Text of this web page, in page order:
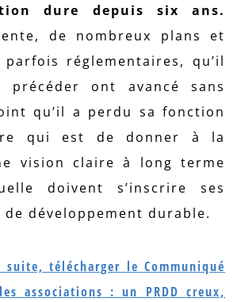
dure depuis six ans.
de nombreux plans et
réglementaires, qu’il
ont avancé sans
qu’il a perdu sa fonction
qui est de donner à la
vision claire à long terme
doivent s’inscrire ses
développement durable.
télécharger le Communiqué
associations : un PRDD creux,